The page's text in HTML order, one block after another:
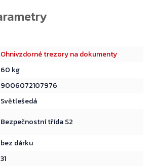
Ohnivzdorné trezory na dokumenty
60 kg
9006072107976
Světlešedá
Bezpečnostní třída S2
bez dárku
31